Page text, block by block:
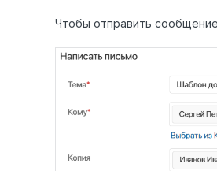
Чтобы отправить